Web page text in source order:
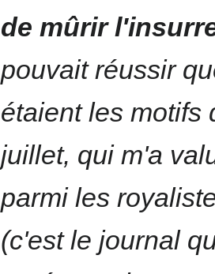
de mûrir
pouvait réussir
étaient les motifs
juillet, qui m'a
parmi les
(c'est le journal